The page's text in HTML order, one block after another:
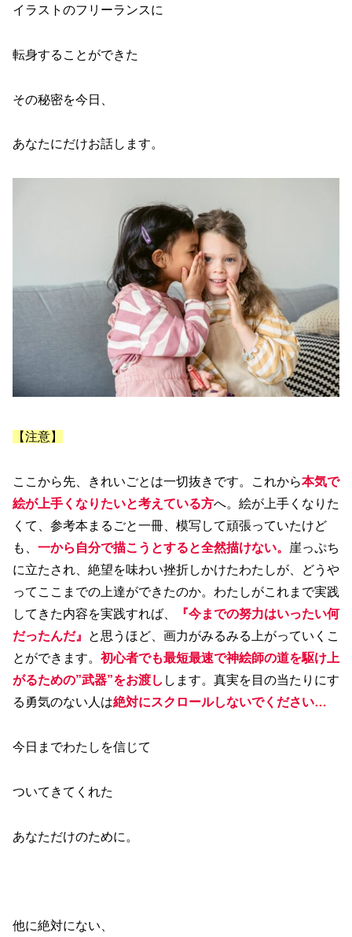
イラストのフリーランスに
転身することができた
その秘密を今日、
あなたにだけお話します。
【注意】
ここから先、きれいごとは一切抜きです。これから本気で
絵が上手くなりたいと考えている方へ。絵が上手くなりた
くて、参考本まるごと一冊、模写して頑張っていたけど
も、 一から自分で描こうとすると全然描けない。
崖っぷち
に立たされ、絶望を味わい挫折しかけたわたしが、どうや
ってここまでの上達ができたのか。わたしがこれまで実践
してきた内容を実践すれば、
『今までの努力はいったい何
だったんだ』
と思うほど、画力がみるみる上がっていくこ
とができます。 初心者でも最短最速で神絵師の道を駆け上
がるための”武器”をお渡し します。真実を目の当たりにす
る勇気のない人は絶対にスクロールしないでください…
今日までわたしを信じて
ついてきてくれた
あなただけのために。
他に絶対にない、